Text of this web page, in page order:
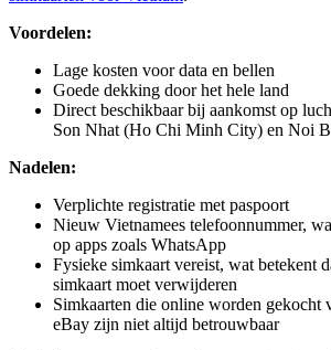
Voordelen:
Lage kosten voor data en bellen
Goede dekking door het hele land
Direct beschikbaar bij aankomst op
Son Nhat (Ho Chi Minh City) en Noi
Nadelen:
Verplichte registratie met paspoort
Nieuw Vietnamees telefoonnummer,
op apps zoals WhatsApp
Fysieke simkaart vereist, wat betekent
simkaart moet verwijderen
Simkaarten die online worden gekocht
eBay zijn niet altijd betrouwbaar